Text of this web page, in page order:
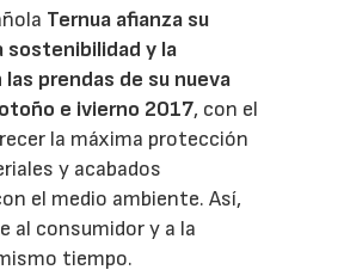
Ternua afianza su
sostenibilidad y la
prendas de su nueva
e ivierno 2017, con el
la máxima protección
y acabados
el medio ambiente. Así,
al consumidor y a la
tiempo.